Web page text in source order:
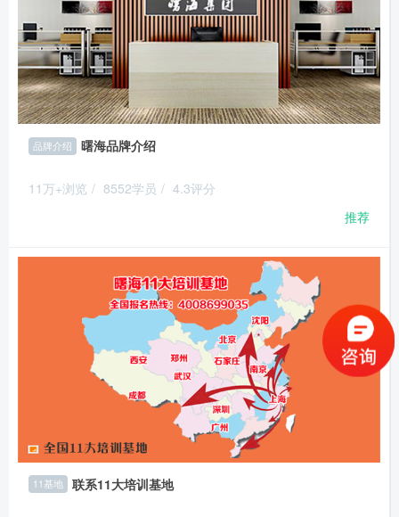
品牌介绍 曙海品牌介绍
11万+浏览 / 8552学员 / 4.3评分
推荐
11基地 联系11大培训基地